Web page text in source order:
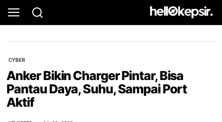
CYBER
Anker Bikin Charger Pintar, Bisa
Pantau Daya, Suhu, Sampai Port
Aktif